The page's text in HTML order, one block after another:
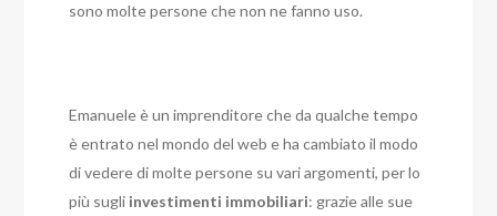
sono molte persone che non ne fanno uso.
Emanuele è un imprenditore che da qualche tempo
è entrato nel mondo del web e ha cambiato il modo
di vedere di molte persone su vari argomenti, per lo
più sugli investimenti immobiliari: grazie alle sue